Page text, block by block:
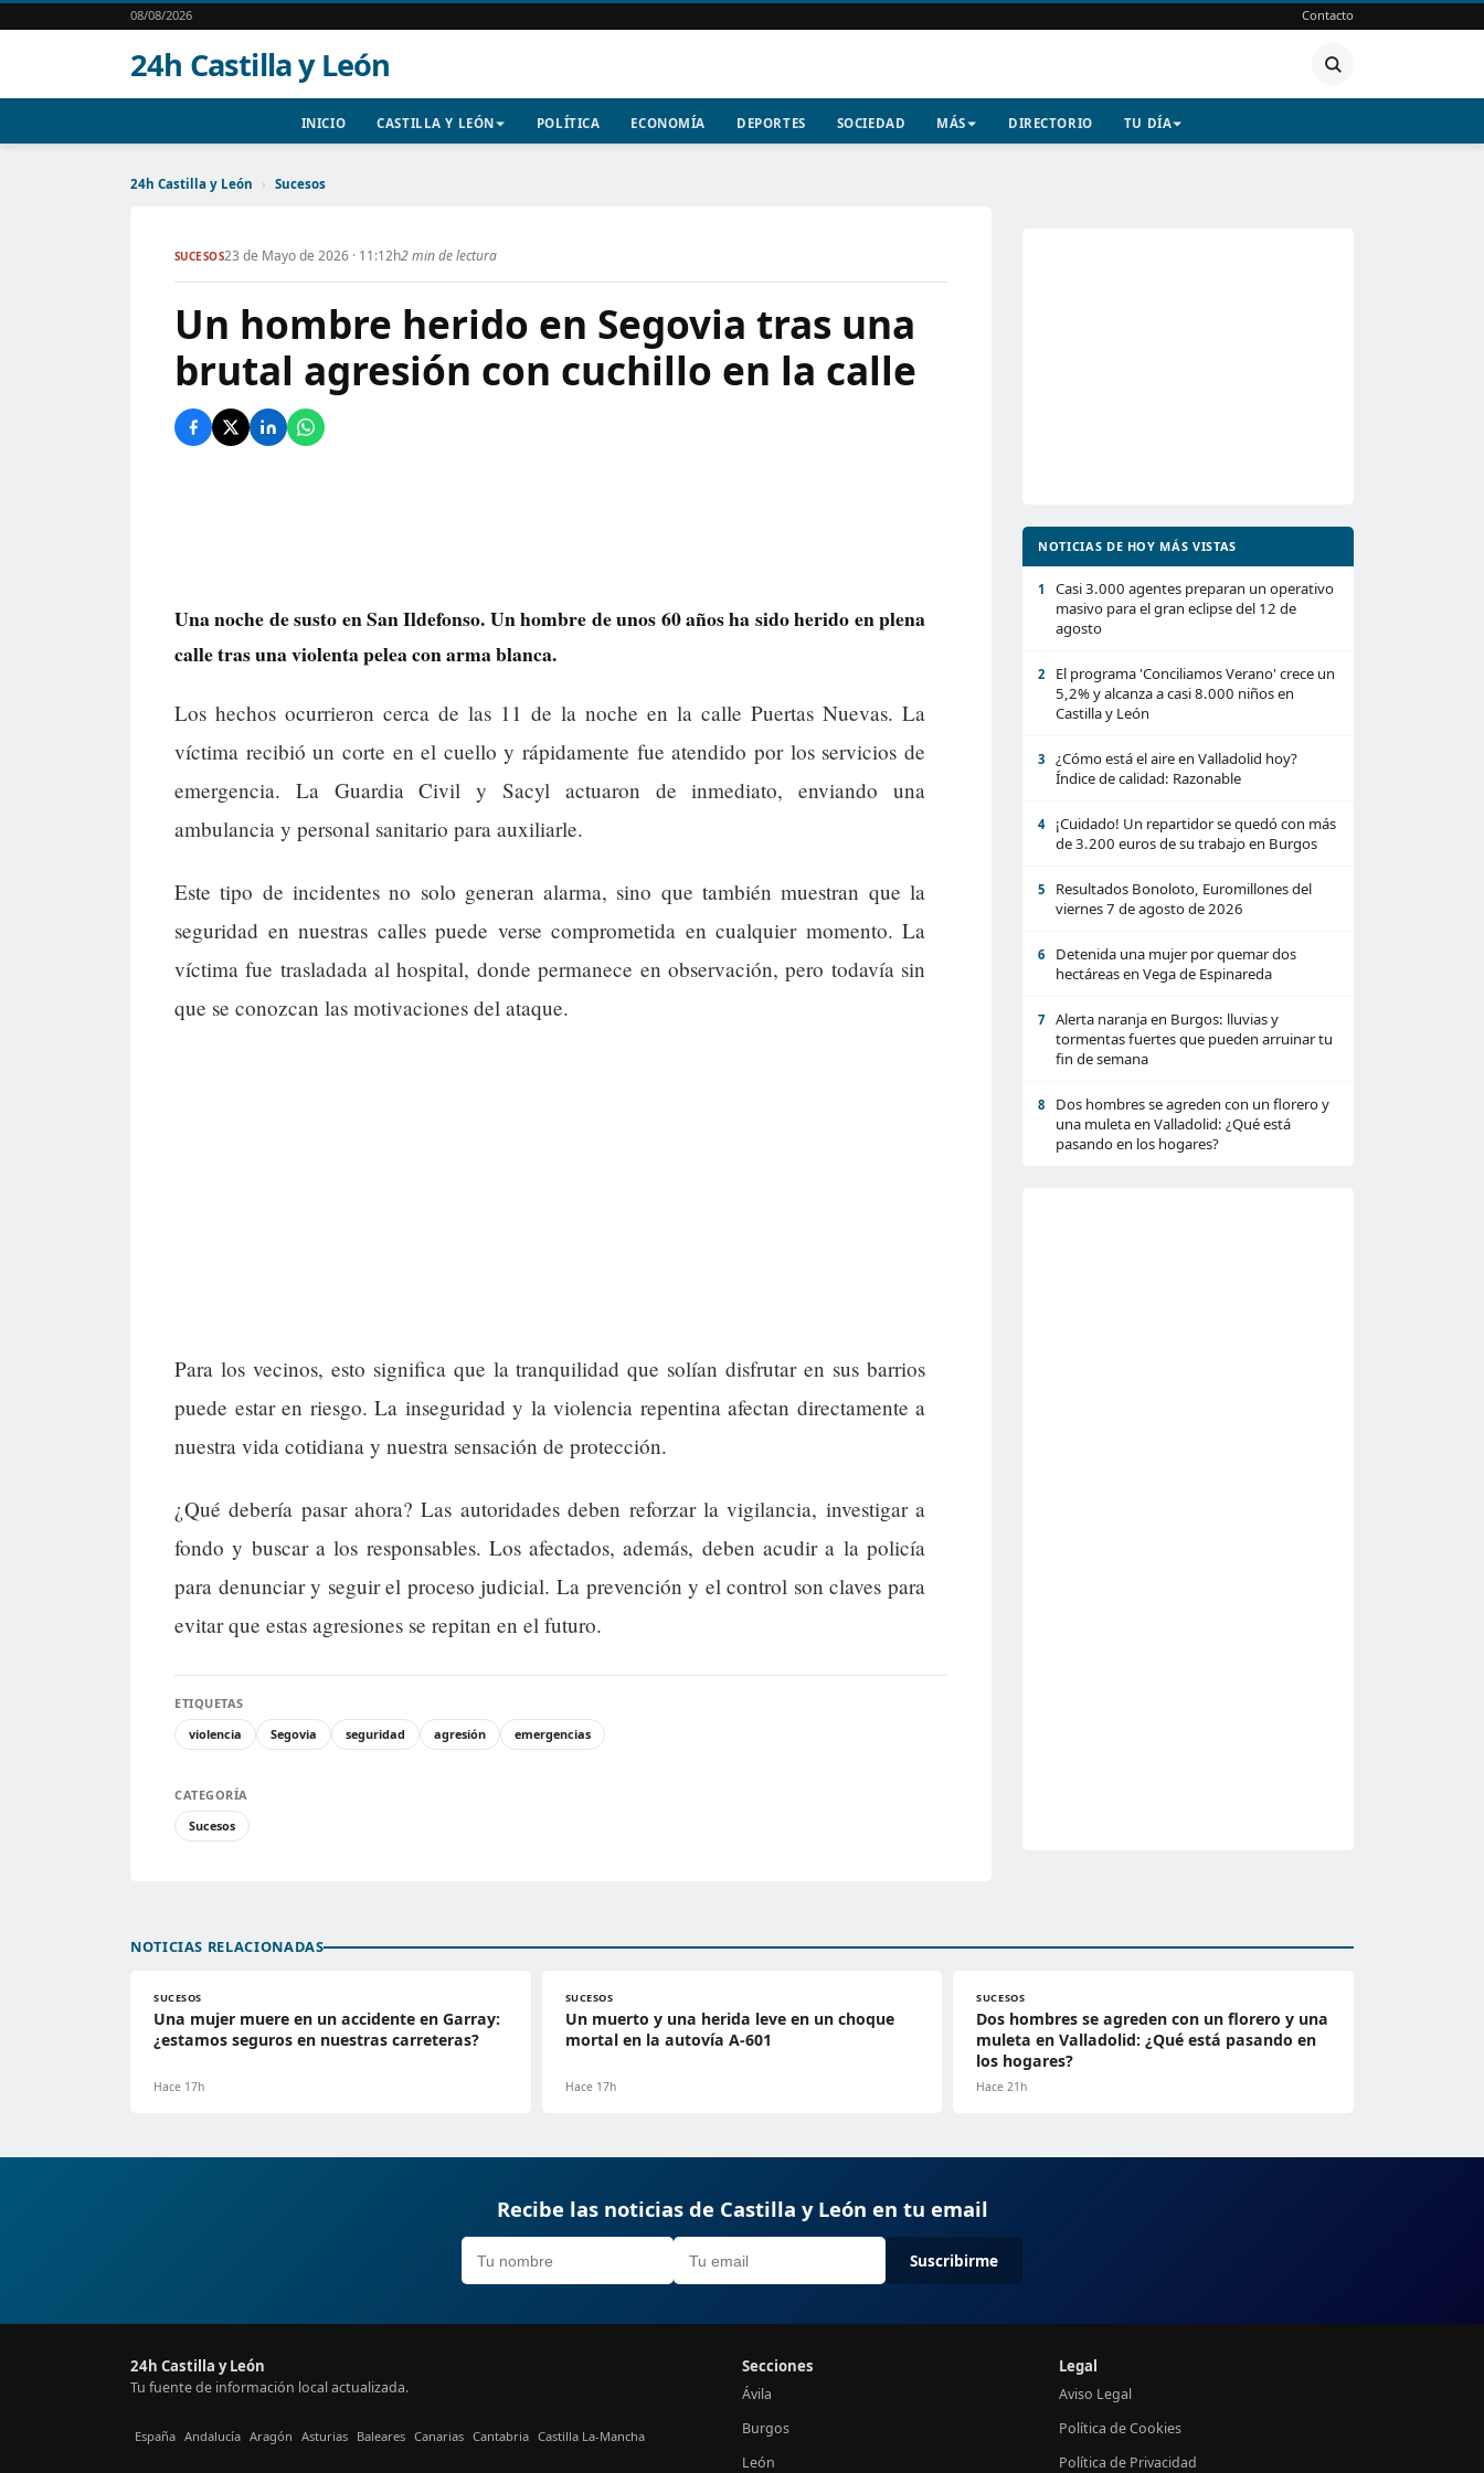
08/08/2026 Contacto
24h Castilla y León
INICIO CASTILLA Y LEÓN POLÍTICA ECONOMÍA DEPORTES SOCIEDAD MÁS DIRECTORIO TU DÍA
24h Castilla y León › Sucesos
SUCESOS23 de Mayo de 2026 · 11:12h2 min de lectura
Un hombre herido en Segovia tras una
brutal agresión con cuchillo en la calle
Una noche de susto en San Ildefonso. Un hombre de unos 60 años ha sido herido en plena
calle tras una violenta pelea con arma blanca.
Los hechos ocurrieron cerca de las 11 de la noche en la calle Puertas Nuevas. La
víctima recibió un corte en el cuello y rápidamente fue atendido por los servicios de
emergencia. La Guardia Civil y Sacyl actuaron de inmediato, enviando una
ambulancia y personal sanitario para auxiliarle.
Este tipo de incidentes no solo generan alarma, sino que también muestran que la
seguridad en nuestras calles puede verse comprometida en cualquier momento. La
víctima fue trasladada al hospital, donde permanece en observación, pero todavía sin
que se conozcan las motivaciones del ataque.
Para los vecinos, esto significa que la tranquilidad que solían disfrutar en sus barrios
puede estar en riesgo. La inseguridad y la violencia repentina afectan directamente a
nuestra vida cotidiana y nuestra sensación de protección.
¿Qué debería pasar ahora? Las autoridades deben reforzar la vigilancia, investigar a
fondo y buscar a los responsables. Los afectados, además, deben acudir a la policía
para denunciar y seguir el proceso judicial. La prevención y el control son claves para
evitar que estas agresiones se repitan en el futuro.
ETIQUETAS
violencia
Segovia seguridad agresión emergencias
CATEGORÍA
Sucesos
NOTICIAS DE HOY MÁS VISTAS
1
Casi 3.000 agentes preparan un operativo
masivo para el gran eclipse del 12 de
agosto
2
El programa 'Conciliamos Verano' crece un
5,2% y alcanza a casi 8.000 niños en
Castilla y León
3
¿Cómo está el aire en Valladolid hoy?
Índice de calidad: Razonable
4
¡Cuidado! Un repartidor se quedó con más
de 3.200 euros de su trabajo en Burgos
5
Resultados Bonoloto, Euromillones del
viernes 7 de agosto de 2026
6
Detenida una mujer por quemar dos
hectáreas en Vega de Espinareda
7
Alerta naranja en Burgos: lluvias y
tormentas fuertes que pueden arruinar tu
fin de semana
8
Dos hombres se agreden con un florero y
una muleta en Valladolid: ¿Qué está
pasando en los hogares?
NOTICIAS RELACIONADAS
SUCESOS
Una mujer muere en un accidente en Garray:
¿estamos seguros en nuestras carreteras?
Hace 17h
SUCESOS
Un muerto y una herida leve en un choque
mortal en la autovía A-601
Hace 17h
SUCESOS
Dos hombres se agreden con un florero y una
muleta en Valladolid: ¿Qué está pasando en
los hogares?
Hace 21h
Recibe las noticias de Castilla y León en tu email
Suscribirme
24h Castilla y León
Tu fuente de información local actualizada.
España Andalucía Aragón Asturias Baleares Canarias Cantabria Castilla La-Mancha
Secciones
Ávila
Burgos
León
Legal
Aviso Legal
Política de Cookies
Política de Privacidad